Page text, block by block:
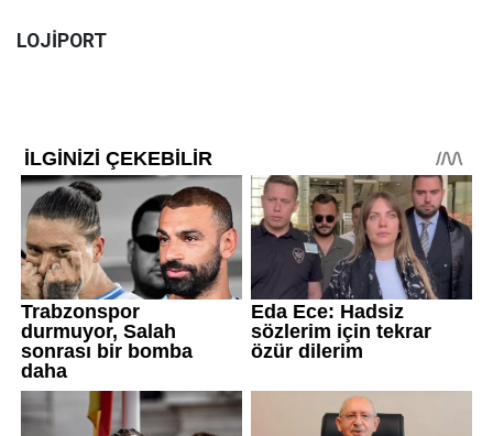
LOJİPORT